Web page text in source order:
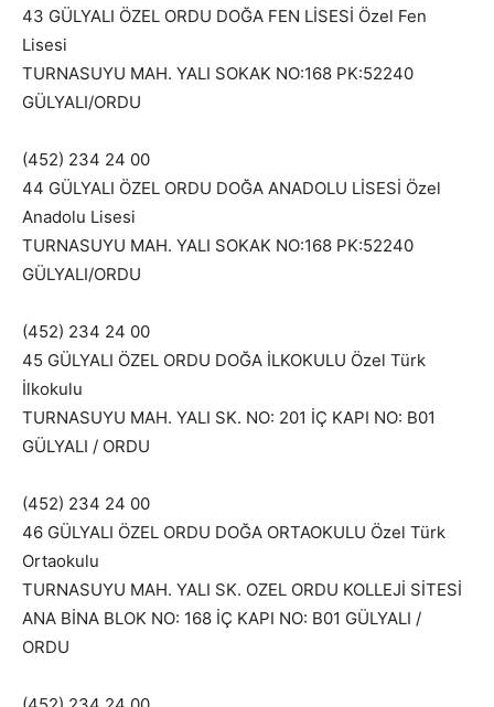
43 GÜLYALI ÖZEL ORDU DOĞA FEN LİSESİ Özel Fen
Lisesi
TURNASUYU MAH. YALI SOKAK NO:168 PK:52240
GÜLYALI/ORDU
(452) 234 24 00
44 GÜLYALI ÖZEL ORDU DOĞA ANADOLU LİSESİ Özel
Anadolu Lisesi
TURNASUYU MAH. YALI SOKAK NO:168 PK:52240
GÜLYALI/ORDU
(452) 234 24 00
45 GÜLYALI ÖZEL ORDU DOĞA İLKOKULU Özel Türk
İlkokulu
TURNASUYU MAH. YALI SK. NO: 201 İÇ KAPI NO: B01
GÜLYALI / ORDU
(452) 234 24 00
46 GÜLYALI ÖZEL ORDU DOĞA ORTAOKULU Özel Türk
Ortaokulu
TURNASUYU MAH. YALI SK. OZEL ORDU KOLLEJİ SİTESİ
ANA BİNA BLOK NO: 168 İÇ KAPI NO: B01 GÜLYALI /
ORDU